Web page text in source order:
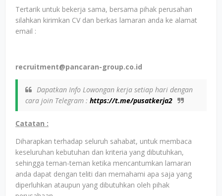
Tertarik untuk bekerja sama, bersama pihak perusahan
silahkan kirimkan CV dan berkas lamaran anda ke alamat
email :
recruitment@pancaran-group.co.id
Dapatkan Info Lowongan kerja setiap hari dengan
cara join Telegram : https://t.me/pusatkerja2
Catatan :
Diharapkan terhadap seluruh sahabat, untuk membaca
keseluruhan kebutuhan dan kriteria yang dibutuhkan,
sehingga teman-teman ketika mencantumkan lamaran
anda dapat dengan teliti dan memahami apa saja yang
diperluhkan ataupun yang dibutuhkan oleh pihak